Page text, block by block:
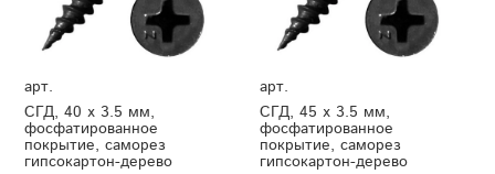
арт.
СГД, 40 х 3.5 мм,
фосфатированное
покрытие, саморез
гипсокартон-дерево
арт.
СГД, 45 х 3.5 мм,
фосфатированное
покрытие, саморез
гипсокартон-дерево